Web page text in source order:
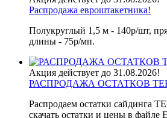
Распродажа евроштакетника!
Полукруглый 1,5 м - 140р/шт,
длины - 75р/мп.
Акция действует до 31.08.2026!
РАСПРОДАЖА ОСТАТКОВ
Распродаем остатки сайдинга
скачать остатки и цены в файле